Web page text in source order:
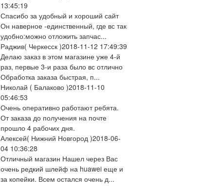
13:45:19
Спасибо за удобный и хороший сайт
Он наверное -единственный, где вс так
удобно:можно отложить запчас...
Раджив( Черкесск )2018-11-12 17:49:39
Делаю заказ в этом магазине уже 4-й
раз, первые 3-и раза было вс отлично
Обработка заказа быстрая, п...
Николай ( Балаково )2018-11-10
05:46:53
Очень оперативно работают ребята.
От заказа до получения на почте
прошло 4 рабочих дня.
Алексей( Нижний Новгород )2018-06-
04 10:36:28
Отличный магазин Нашел через Вас
очень редкий шлейф на huawei еще и
за копейки. Всем остался очень д...